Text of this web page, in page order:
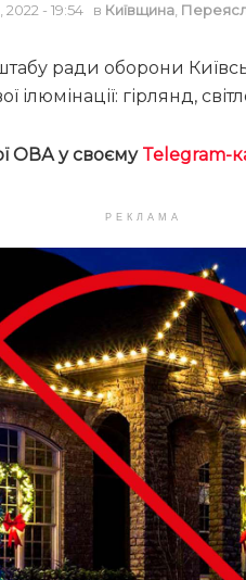
- 19:54 в Київщина,
ради оборони
гірлянд,
ОВА у своєму Telegram-
РЕКЛАМА